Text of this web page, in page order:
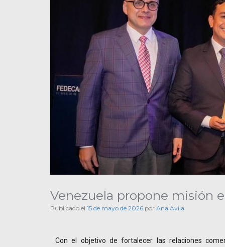
Venezuela propone misión
Publicado el 15 de mayo de 2026 por Ana Avila
Con el objetivo de fortalecer las relaciones